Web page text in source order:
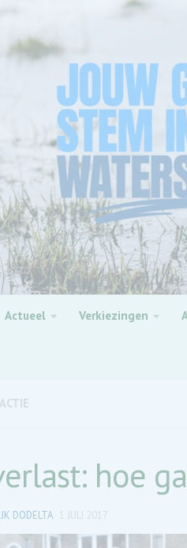
Actueel Verkiezingen
hoe
DODELTA 1 JULI 2017